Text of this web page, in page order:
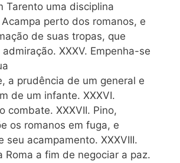
Tarento uma disciplina
Acampa perto dos romanos, e
de suas tropas, que
XXXV. Empenha-se
a prudência de um general e
de um infante. XXXVI.
combate. XXXVII. Pino,
os romanos em fuga, e
seu acampamento. XXXVIII.
Roma a fim de negociar a paz.